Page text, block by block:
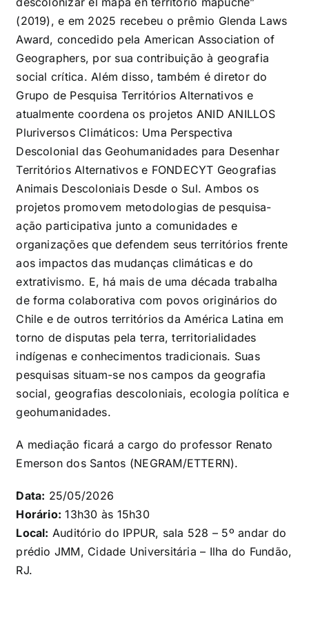
(2019), e em 2025 recebeu o prêmio Glenda Laws
Award, concedido pela American Association of
Geographers, por sua contribuição à geografia
social crítica. Além disso, também é diretor do
Grupo de Pesquisa Territórios Alternativos e
atualmente coordena os projetos ANID ANILLOS
Pluriversos Climáticos: Uma Perspectiva
Descolonial das Geohumanidades para Desenhar
Territórios Alternativos e FONDECYT Geografias
Animais Descoloniais Desde o Sul. Ambos os
projetos promovem metodologias de pesquisa-
ação participativa junto a comunidades e
organizações que defendem seus territórios frente
aos impactos das mudanças climáticas e do
extrativismo. E, há mais de uma década trabalha
de forma colaborativa com povos originários do
Chile e de outros territórios da América Latina em
torno de disputas pela terra, territorialidades
indígenas e conhecimentos tradicionais. Suas
pesquisas situam-se nos campos da geografia
social, geografias descoloniais, ecologia política e
geohumanidades.
A mediação ficará a cargo do professor Renato
Emerson dos Santos (NEGRAM/ETTERN).
Data: 25/05/2026
Horário: 13h30 às 15h30
Local: Auditório do IPPUR, sala 528 – 5º andar do
prédio JMM, Cidade Universitária – Ilha do Fundão,
RJ.